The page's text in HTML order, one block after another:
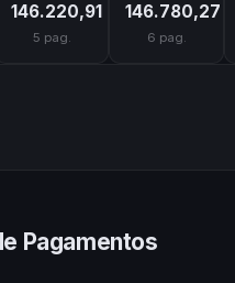
146.220,91
5 pag.
146.780,27
6 pag.
Pagamentos